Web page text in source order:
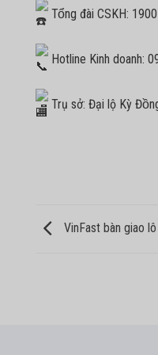
Tổng đài CSKH:
Hotline Kinh doanh:
Trụ sở: Đại lộ Kỳ
VinFast bàn giao